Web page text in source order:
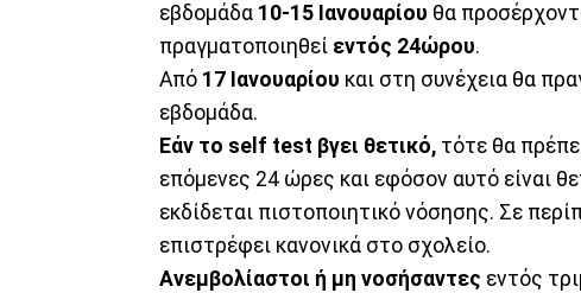
εβδομάδα 10-15 Ιανουαρίου θα
πραγματοποιηθεί εντός 24ώρου.
Aπό 17 Ιανουαρίου και στη συνέχεια θα
εβδομάδα.
Εάν το self test βγει θετικό, τότε θα
επόμενες 24 ώρες και εφόσον αυτό είναι
εκδίδεται πιστοποιητικό νόσησης. Σε
επιστρέφει κανονικά στο σχολείο.
Aνεμβολίαστοι ή μη νοσήσαντες εντός